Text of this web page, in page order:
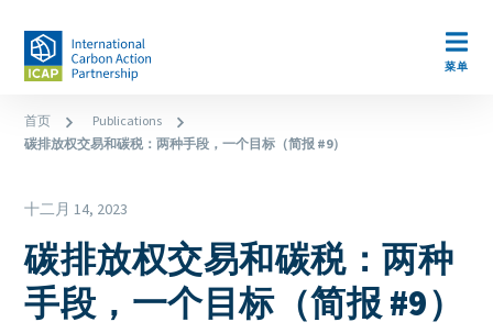
Open
菜单
面
包
屑
首页
Publications
碳排放权交易和碳税：两种手段，一个目标（简报 #9）
Date
十二月 14, 2023
碳排放权交易和碳税：两种
手段，一个目标（简报 #9）